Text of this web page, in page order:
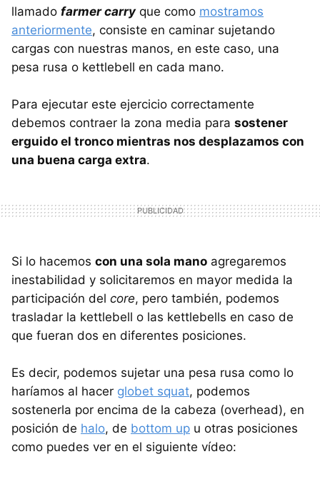
llamado farmer carryque como mostramos
anteriormente, consiste en caminar sujetando
cargas con nuestras manos, en este caso, una
pesa rusa o kettlebell en cada mano.
Para ejecutar este ejercicio correctamente
debemos contraer la zona media para sostener
erguido el tronco mientras nos desplazamos con
una buena carga extra.
Si lo hacemos con una sola mano agregaremos
inestabilidad y solicitaremos en mayor medida la
participación del core, pero también, podemos
trasladar la kettlebell o las kettlebells en caso de
que fueran dos en diferentes posiciones.
Es decir, podemos sujetar una pesa rusa como lo
haríamos al hacer globet squat, podemos
sostenerla por encima de la cabeza (overhead), en
posición de halo, de bottom up u otras posiciones
como puedes ver en el siguiente vídeo: